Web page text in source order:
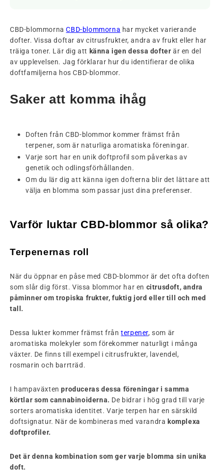
CBD-blommornaCBD-blommorna har mycket varierande
dofter. Vissa doftar av citrusfrukter, andra av frukt eller har
träiga toner. Lär dig att känna igen dessa dofter är en del
av upplevelsen. Jag förklarar hur du identifierar de olika
doftfamiljerna hos CBD-blommor.
Saker att komma ihåg
Doften från CBD-blommor kommer främst från
terpener, som är naturliga aromatiska föreningar.
Varje sort har en unik doftprofil som påverkas av
genetik och odlingsförhållanden.
Om du lär dig att känna igen dofterna blir det lättare att
välja en blomma som passar just dina preferenser.
Varför luktar CBD-blommor så olika?
Terpenernas roll
När du öppnar en påse med CBD-blommor är det ofta doften
som slår dig först. Vissa blommor har en citrusdoft, andra
påminner om tropiska frukter, fuktig jord eller till och med
tall.
Dessa lukter kommer främst från terpener, som är
aromatiska molekyler som förekommer naturligt i många
växter. De finns till exempel i citrusfrukter, lavendel,
rosmarin och barrträd.
I hampaväxtenproduceras dessa föreningar i samma
körtlar som cannabinoiderna. De bidrar i hög grad till varje
sorters aromatiska identitet. Varje terpen har en särskild
doftsignatur. När de kombineras med varandra komplexa
doftprofiler.
Det är denna kombination som ger varje blomma sin unika
doft.